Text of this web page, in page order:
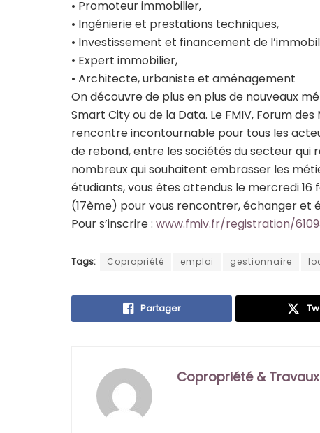
• Promoteur immobilier,
• Ingénierie et prestations techniques,
• Investissement et financement de
• Expert immobilier,
• Architecte, urbaniste et aménagement
On découvre de plus en plus de nouveaux
Smart City ou de la Data. Le FMIV, Forum
rencontre incontournable pour tous les
de rebond, entre les sociétés du secteur qui
nombreux qui souhaitent embrasser les
étudiants, vous êtes attendus le mercredi 16
(17ème) pour vous rencontrer, échanger et
Pour s’inscrire : www.fmiv.fr/registration/
Tags: Copropriété emploi gestionnaire
Partager
Copropriété & Travaux